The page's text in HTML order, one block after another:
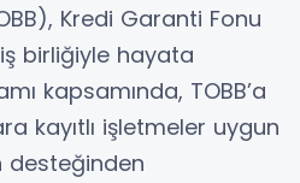
Kredi Garanti Fonu
birliğiyle hayata
kapsamında, TOBB’a
kayıtlı işletmeler uygun
desteğinden